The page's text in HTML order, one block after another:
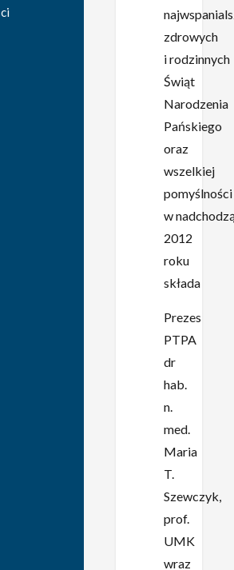
zdrowych
i rodzinnych
Świąt
Narodzenia
Pańskiego
oraz
wszelkiej
pomyślności
w
2012
roku
składa
Prezes
PTPA
dr
hab.
n.
med.
Maria
T.
Szewczyk,
prof.
UMK
wraz